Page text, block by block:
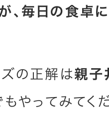
、毎日の食卓
ズの正解は親子
やってみてく